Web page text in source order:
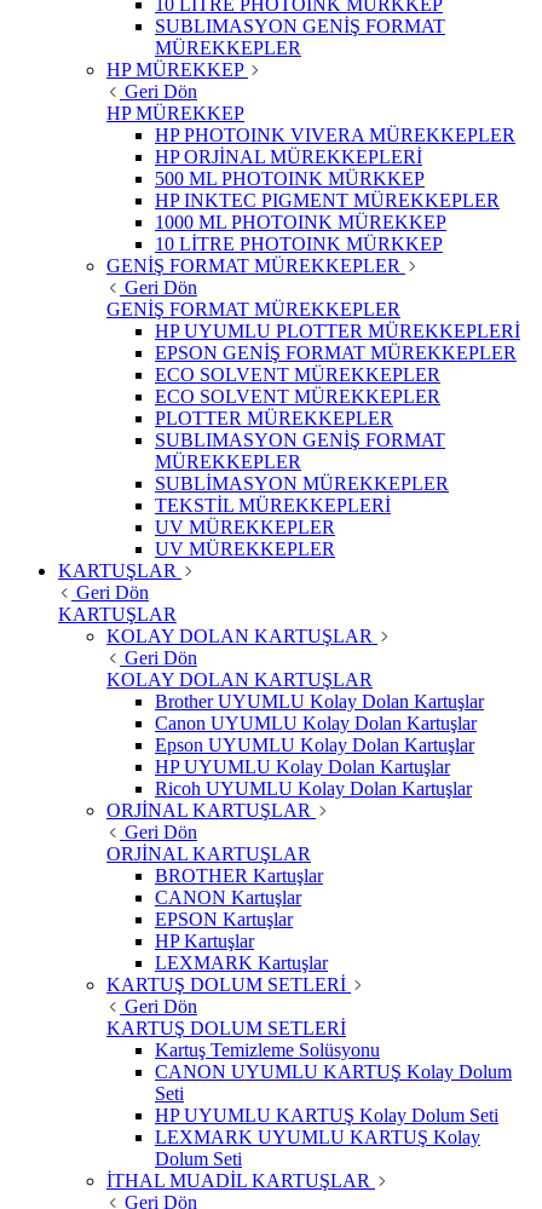
10 LİTRE PHOTOINK MÜRKKEP
SUBLIMASYON GENİŞ FORMAT
MÜREKKEPLER
HP MÜREKKEP
Geri Dön
HP MÜREKKEP
HP PHOTOINK VIVERA MÜREKKEPLER
HP ORJİNAL MÜREKKEPLERİ
500 ML PHOTOINK MÜRKKEP
HP INKTEC PIGMENT MÜREKKEPLER
1000 ML PHOTOINK MÜREKKEP
10 LİTRE PHOTOINK MÜRKKEP
GENİŞ FORMAT MÜREKKEPLER
Geri Dön
GENİŞ FORMAT MÜREKKEPLER
HP UYUMLU PLOTTER MÜREKKEPLERİ
EPSON GENİŞ FORMAT MÜREKKEPLER
ECO SOLVENT MÜREKKEPLER
ECO SOLVENT MÜREKKEPLER
PLOTTER MÜREKKEPLER
SUBLIMASYON GENİŞ FORMAT
MÜREKKEPLER
SUBLİMASYON MÜREKKEPLER
TEKSTİL MÜREKKEPLERİ
UV MÜREKKEPLER
UV MÜREKKEPLER
KARTUŞLAR
Geri Dön
KARTUŞLAR
KOLAY DOLAN KARTUŞLAR
Geri Dön
KOLAY DOLAN KARTUŞLAR
Brother UYUMLU Kolay Dolan Kartuşlar
Canon UYUMLU Kolay Dolan Kartuşlar
Epson UYUMLU Kolay Dolan Kartuşlar
HP UYUMLU Kolay Dolan Kartuşlar
Ricoh UYUMLU Kolay Dolan Kartuşlar
ORJİNAL KARTUŞLAR
Geri Dön
ORJİNAL KARTUŞLAR
BROTHER Kartuşlar
CANON Kartuşlar
EPSON Kartuşlar
HP Kartuşlar
LEXMARK Kartuşlar
KARTUŞ DOLUM SETLERİ
Geri Dön
KARTUŞ DOLUM SETLERİ
Kartuş Temizleme Solüsyonu
CANON UYUMLU KARTUŞ Kolay Dolum
Seti
HP UYUMLU KARTUŞ Kolay Dolum Seti
LEXMARK UYUMLU KARTUŞ Kolay
Dolum Seti
İTHAL MUADİL KARTUŞLAR
Geri Dön